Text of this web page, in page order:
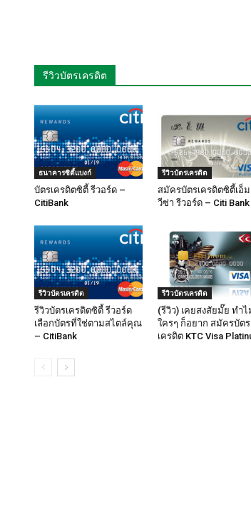
รีวิวบัตรเครดิต
ธนาคารซิตี้แบงก์
บัตรเครดิตซิตี้ รีวอร์ด –
CitiBank
รีวิวบัตรเครดิต
สมัครบัตรเครดิตซิตี้เอ็ม
วีซ่า รีวอร์ด – Citi Bank
รีวิวบัตรเครดิต
รีวิวบัตรเครดิตซิตี้ รีวอร์ด
เลือกบัตรที่ใช่ตามสไตล์คุณ
– CitiBank
รีวิวบัตรเครดิต
(รีวิว) เคยสงสัยมั๊ย ทำไ
ใครๆ ก็อยาก สมัครบัตร
เครดิต KTC Visa